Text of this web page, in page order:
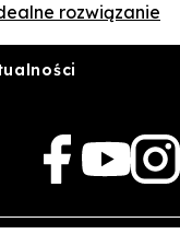
rozwiązanie